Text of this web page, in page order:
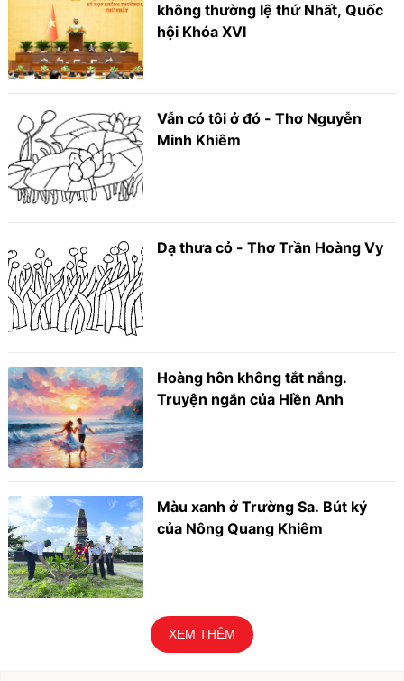
không thường lệ thứ Nhất, Quốc
hội Khóa XVI
Vẫn có tôi ở đó - Thơ Nguyễn
Minh Khiêm
Dạ thưa cỏ - Thơ Trần Hoàng Vy
Hoàng hôn không tắt nắng.
Truyện ngắn của Hiền Anh
Màu xanh ở Trường Sa. Bút ký
của Nông Quang Khiêm
XEM THÊM